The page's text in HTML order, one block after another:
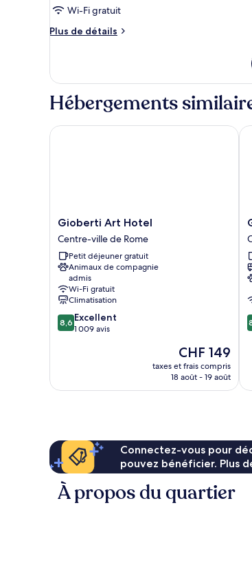
Wi-Fi gratuit
Plus de détails
Plus
le
type
de
Chambre
Hébergements
Gioberti
Art
Hotel
Centre-
ville
de
Rome
Gioberti Art Hotel
Centre-ville de Rome
Petit déjeuner gratuit
Animaux de compagnie
admis
Wi-Fi gratuit
Climatisation
8.6
sur
8,6 Excellent
1 009 avis
Le
nouveau
prix
CHF 149
taxes et frais compris
18 août - 19 août
Gioberti Art Hotel
Connectez-vous pour
pouvez bénéficier. Plus
À propos du quartier